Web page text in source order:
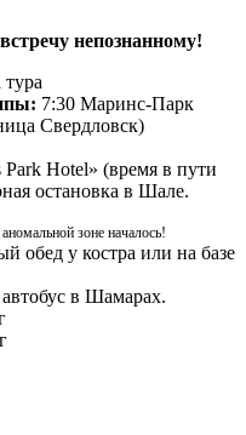
непознанному!
7:30 Маринс-Парк
Свердловск)
Hotel» (время в пути
остановка в Шале.
зоне началось!
обед у костра или на базе
в Шамарах.